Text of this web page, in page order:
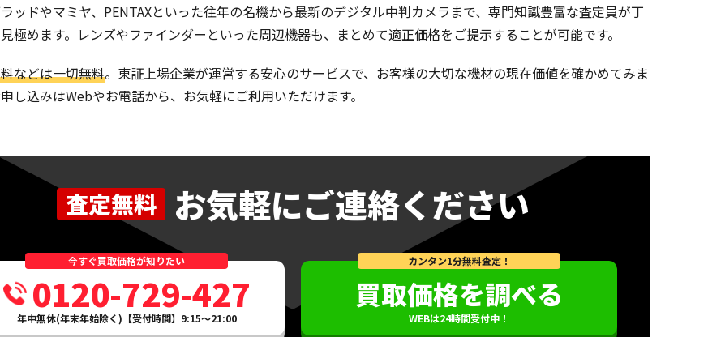
ッドやマミヤ、PENTAXといった往年の名機から最新のデジタル中判カメラまで、専門知識豊富な査定員が丁
極めます。レンズやファインダーといった周辺機器も、まとめて適正価格をご提示することが可能です。
などは一切無料。東証上場企業が運営する安心のサービスで、お客様の大切な機材の現在価値を確かめてみま
し込みはWebやお電話から、お気軽にご利用いただけます。
査定無料 お気軽にご連絡ください
今すぐ買取価格が知りたい
0120-729-427
年中無休(年末年始除く)【受付時間】9:15～21:00
カンタン1分無料査定！
買取価格を調べる
WEBは24時間受付中！